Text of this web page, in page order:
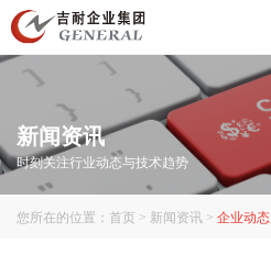
新闻资讯
时刻关注行业动态与技术趋势
您所在的位置： 首页 > 新闻资讯 > 企业动态